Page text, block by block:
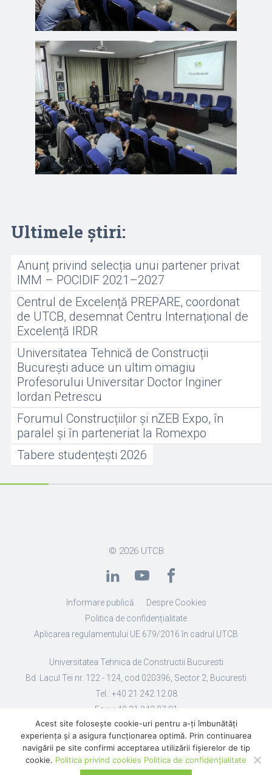
Ultimele știri:
Anunț privind selecția unui partener privat
IMM – POCIDIF 2021–2027
Centrul de Excelență PREPARE, coordonat
de UTCB, desemnat Centru Internațional de
Excelență IRDR
Universitatea Tehnică de Construcții
București aduce un ultim omagiu
Profesorului Universitar Doctor Inginer
Iordan Petrescu
Forumul Construcțiilor și nZEB Expo, în
paralel și în parteneriat la Romexpo
Tabere studențești 2026
© 2026 UTCB
Informare publică
Despre Cookies
Politica de confidențialitate
Aplicarea regulamentului UE 679/2016 în cadrul UTCB
Universitatea Tehnica de Constructii Bucuresti
Bd. Lacul Tei nr. 122 - 124, cod 020396, Sector 2, Bucuresti
Tel.: +40 21 242.12.08
Fax: +40 21 242.07.81
Email: secretariat@utcb.ro
Designed by Live Design
Acest site folosește cookie-uri pentru a-ți îmbunătăți
experiența și a asigura funcționarea optimă. Prin continuarea
navigării pe site confirmi acceptarea utilizării fişierelor de tip
cookie. Politica privind cookies Politica de confidențialitate